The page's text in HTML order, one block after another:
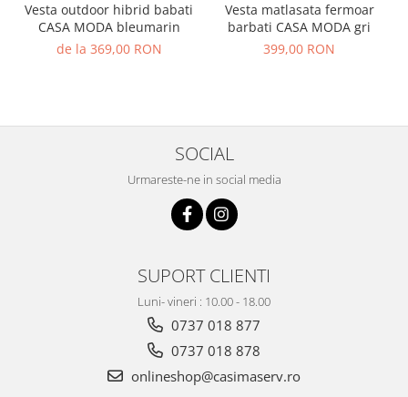
Vesta outdoor hibrid babati
CASA MODA bleumarin
de la 369,00 RON
Vesta matlasata fermoar
barbati CASA MODA gri
399,00 RON
SOCIAL
Urmareste-ne in social media
SUPORT CLIENTI
Luni- vineri : 10.00 - 18.00
0737 018 877
0737 018 878
onlineshop@casimaserv.ro